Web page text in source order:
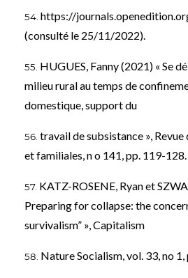
https://
(consulté le 25/11/2022).
HUGUES, Fanny (2021) « Se
milieu rural au temps de
domestique, support du
travail de subsistance »,
et familiales, n o 141, pp. 119-128.
KATZ-ROSENE, Ryan et
Preparing for collapse: the
survivalism” », Capitalism
Nature Socialism, vol. 33, no